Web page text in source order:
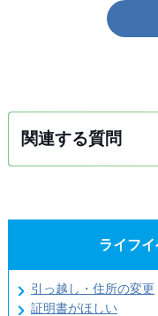
関連する質問
ライフ
引っ越し・住所の変更
証明書がほしい